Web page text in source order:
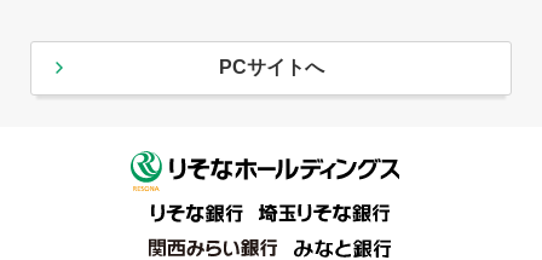
PCサイトへ